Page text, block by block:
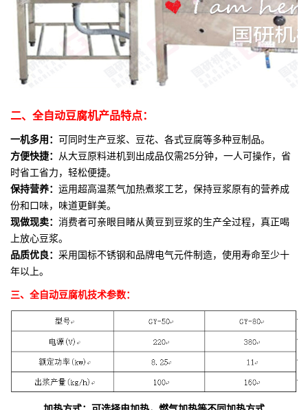
二、全自动豆腐机产品特点：
一机多用： 可同时生产豆浆、豆花、各式豆腐等多种豆制品。
方便快捷： 从大豆原料进机到出成品仅需25分钟，一人可操作，省
时省工省力，轻松便捷。
保持营养： 运用超高温蒸气加热煮浆工艺，保持豆浆原有的营养成
份和口味，味道更鲜美。
现做现卖： 消费者可亲眼目睹从黄豆到豆浆的生产全过程，真正喝
上放心豆浆。
品质优良： 采用国标不锈钢和品牌电气元件制造，使用寿命至少十
年以上。
三、全自动豆腐机技术参数：